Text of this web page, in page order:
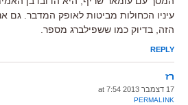
עיניו הכחולות מביטות לאופק המדבר. גם
הזה, בדיוק כמו ששפילברג מספר.
REPLY
רז
17 דצמבר 2013 at 7:54
PERMALINK